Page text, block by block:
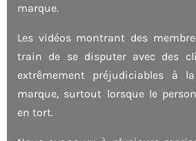
marque.
Les vidéos montrant des
train de se disputer avec des
extrêmement préjudiciables à
marque, surtout lorsque le
en tort.